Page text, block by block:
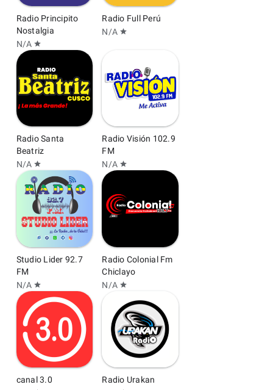
Radio Principito
Nostalgia
N/A star
Radio Full Perú
N/A star
Radio Santa
Beatriz
N/A star
Radio Visión 102.9
FM
N/A star
Studio Lider 92.7
FM
N/A star
Radio Colonial Fm
Chiclayo
N/A star
canal 3.0
Radio Urakan